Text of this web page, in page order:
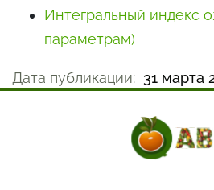
Интегральный индекс
параметрам)
Дата публикации: 31 марта